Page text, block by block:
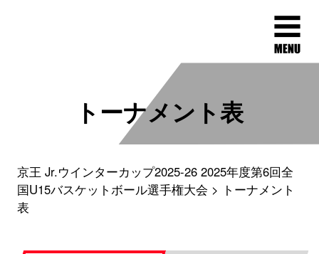
トーナメント表
京王 Jr.ウインターカップ2025-26 2025年度第6回全
国U15バスケットボール選手権大会
トーナメント
表